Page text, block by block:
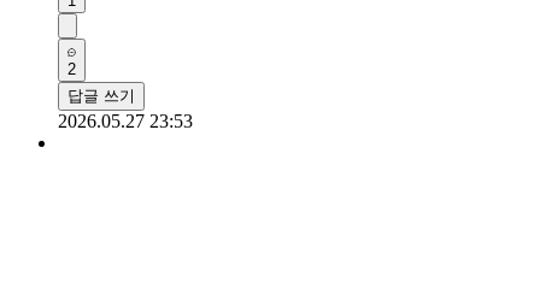
2
답글 쓰기
2026.05.27 23:53